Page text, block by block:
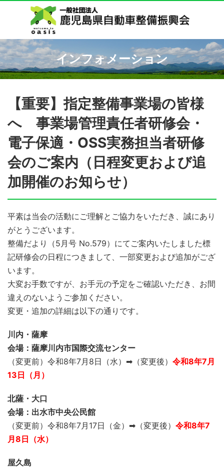
インフォメーション
【重要】指定整備事業場の皆様
へ 事業場管理責任者研修会・
電子保適・OSS実務担当者研修
会のご案内（日程変更および追
加開催のお知らせ）
平素は当会の活動にご理解とご協力をいただき、誠にあり
がとうございます。
整備だより（5月号 No.579）にてご案内いたしました標
記研修会の日程につきまして、一部変更および追加がござ
います。
大変お手数ですが、お手元の予定をご確認いただき、お間
違えのないようご参加ください。
変更・追加の詳細は以下の通りです。
川内・薩摩
会場：薩摩川内市国際交流センター
（変更前）令和8年7月8日（水）➡（変更後） 令和8年7月
13日（月）
北薩・大口
会場：出水市中央公民館
（変更前）令和8年7月17日（金）➡（変更後） 令和8年7
月8日（水）
屋久島